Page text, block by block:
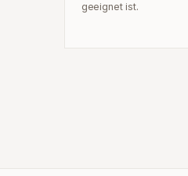
geeignet ist.